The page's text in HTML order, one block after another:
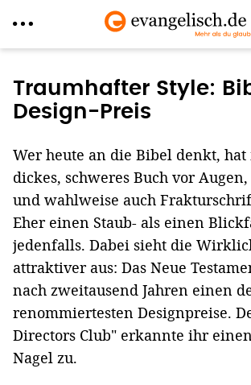
zum
Inhalt
Traumhafter Style:
Design-Preis
Wer heute an die Bibel denkt,
dickes, schweres Buch vor
und wahlweise auch
Eher einen Staub- als einen
jedenfalls. Dabei sieht die
attraktiver aus: Das Neue
nach zweitausend Jahren einen
renommiertesten Designpreise.
Directors Club" erkannte ihr
Nagel zu.